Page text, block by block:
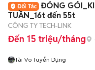
ĐÓNG
TUẦN_16t đến 55t
CÔNG TY TECH-LINK
Đến 15 triệu/tháng
Tài Võ Tuyển Dụng